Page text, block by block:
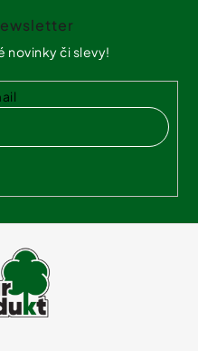
novinky či slevy!